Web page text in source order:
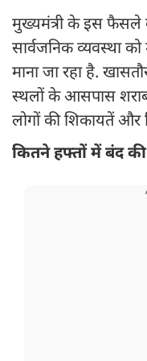
मुख्यमंत्री के इस फैसले
सार्वजनिक व्यवस्था
माना जा रहा है.
स्थलों के आसपास
लोगों की शिकायतें और
कितने हफ्तों में बंद